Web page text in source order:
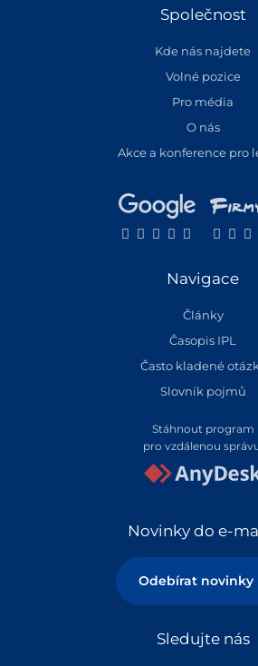
Společnost
Kde nás najdete
Volné pozice
Pro média
O nás
Akce a konference pro
Navigace
Články
Časopis IPL
Často kladené
Slovník pojmů
Stáhnout program
pro vzdálenou
Novinky do e-
Odebírat novinky
Sledujte nás